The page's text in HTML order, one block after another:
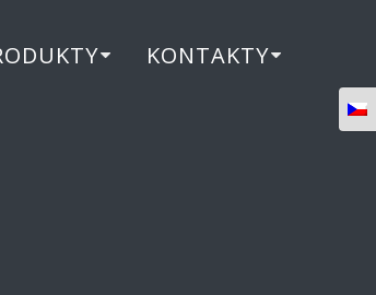
KONTAKTY